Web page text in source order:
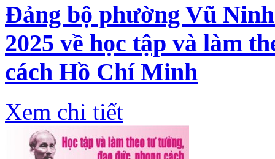
Đảng bộ phường Vũ
2025 về học tập và làm
cách Hồ Chí Minh
Xem chi tiết